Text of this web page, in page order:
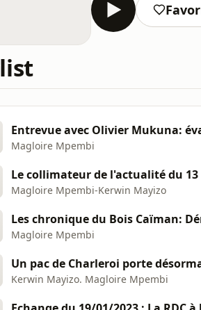
Entrevue avec Olivier Mukuna:
Magloire Mpembi
Le collimateur de l'actualité du 13
Magloire Mpembi-Kerwin Mayizo
Les chronique du Bois Caïman:
Magloire Mpembi
Un pac de Charleroi porte
Kerwin Mayizo. Magloire Mpembi